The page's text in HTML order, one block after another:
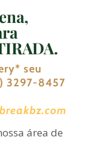
.
* seu
3297-8457
área de